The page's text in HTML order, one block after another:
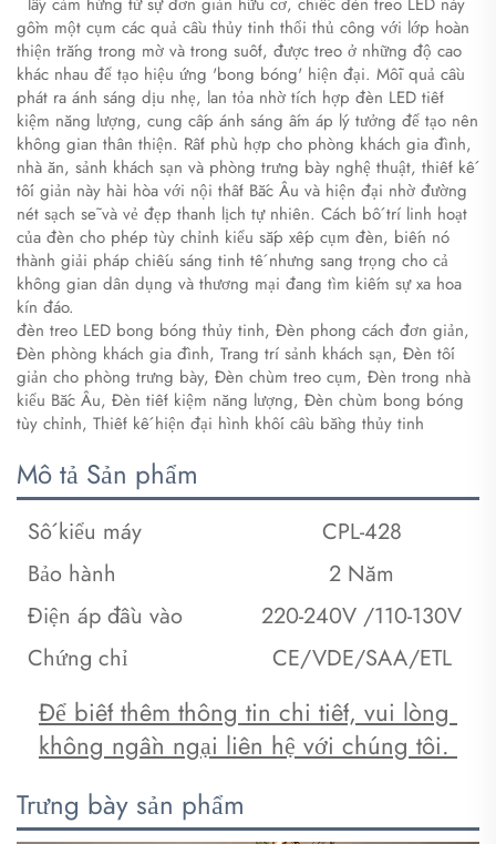
gồm một cụm các quả cầu thủy tinh thổi thủ công với lớp hoàn
thiện trắng trong mờ và trong suốt, được treo ở những độ cao
khác nhau để tạo hiệu ứng 'bong bóng' hiện đại. Mỗi quả cầu
phát ra ánh sáng dịu nhẹ, lan tỏa nhờ tích hợp đèn LED tiết
kiệm năng lượng, cung cấp ánh sáng ấm áp lý tưởng để tạo nên
không gian thân thiện. Rất phù hợp cho phòng khách gia đình,
nhà ăn, sảnh khách sạn và phòng trưng bày nghệ thuật, thiết kế
tối giản này hài hòa với nội thất Bắc Âu và hiện đại nhờ đường
nét sạch sẽ và vẻ đẹp thanh lịch tự nhiên. Cách bố trí linh hoạt
của đèn cho phép tùy chỉnh kiểu sắp xếp cụm đèn, biến nó
thành giải pháp chiếu sáng tinh tế nhưng sang trọng cho cả
không gian dân dụng và thương mại đang tìm kiếm sự xa hoa
kín đáo.
đèn treo LED bong bóng thủy tinh, Đèn phong cách đơn giản,
Đèn phòng khách gia đình, Trang trí sảnh khách sạn, Đèn tối
giản cho phòng trưng bày, Đèn chùm treo cụm, Đèn trong nhà
kiểu Bắc Âu, Đèn tiết kiệm năng lượng, Đèn chùm bong bóng
tùy chỉnh, Thiết kế hiện đại hình khối cầu bằng thủy tinh
Mô tả Sản phẩm
Số kiểu máy
CPL-428
Bảo hành
2 Năm
Điện áp đầu vào
220-240V /110-130V
Chứng chỉ
CE/VDE/SAA/ETL
Để biết thêm thông tin chi tiết, vui lòng
không ngần ngại liên hệ với chúng tôi.
Trưng bày sản phẩm